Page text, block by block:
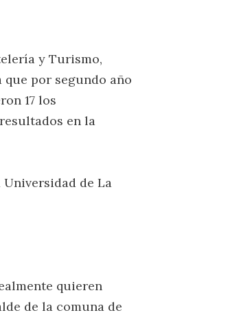
y Turismo,
por segundo año
17 los
en la
de La
quieren
de la comuna de